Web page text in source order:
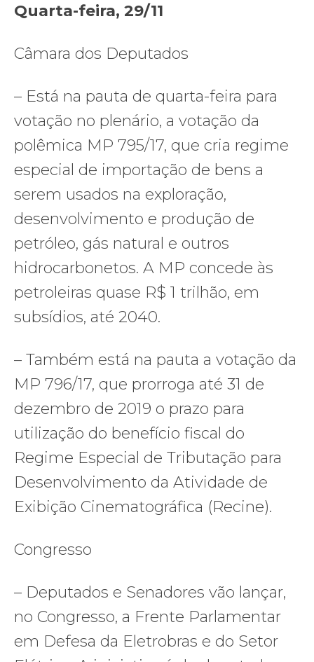
Quarta-feira, 29/11
Câmara dos Deputados
– Está na pauta de quarta-feira para
votação no plenário, a votação da
polêmica MP 795/17, que cria regime
especial de importação de bens a
serem usados na exploração,
desenvolvimento e produção de
petróleo, gás natural e outros
hidrocarbonetos. A MP concede às
petroleiras quase R$ 1 trilhão, em
subsídios, até 2040.
– Também está na pauta a votação da
MP 796/17, que prorroga até 31 de
dezembro de 2019 o prazo para
utilização do benefício fiscal do
Regime Especial de Tributação para
Desenvolvimento da Atividade de
Exibição Cinematográfica (Recine).
Congresso
– Deputados e Senadores vão lançar,
no Congresso, a Frente Parlamentar
em Defesa da Eletrobras e do Setor